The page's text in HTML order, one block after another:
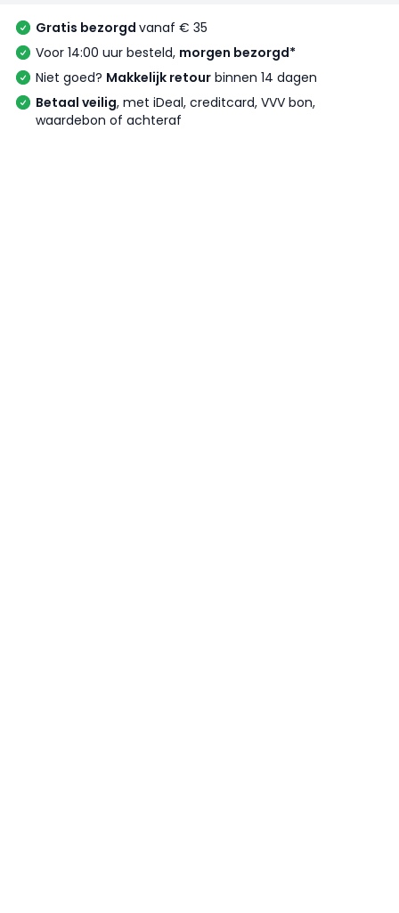
Gratis bezorgd vanaf € 35
Voor 14:00 uur besteld, morgen bezorgd*
Niet goed? Makkelijk retour binnen 14 dagen
Betaal veilig, met iDeal, creditcard, VVV bon,
waardebon of achteraf